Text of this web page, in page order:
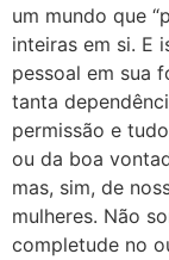
um mundo que
inteiras em si. E
pessoal em sua
tanta
permissão e
ou da boa
mas, sim, de
mulheres. Não
completude no